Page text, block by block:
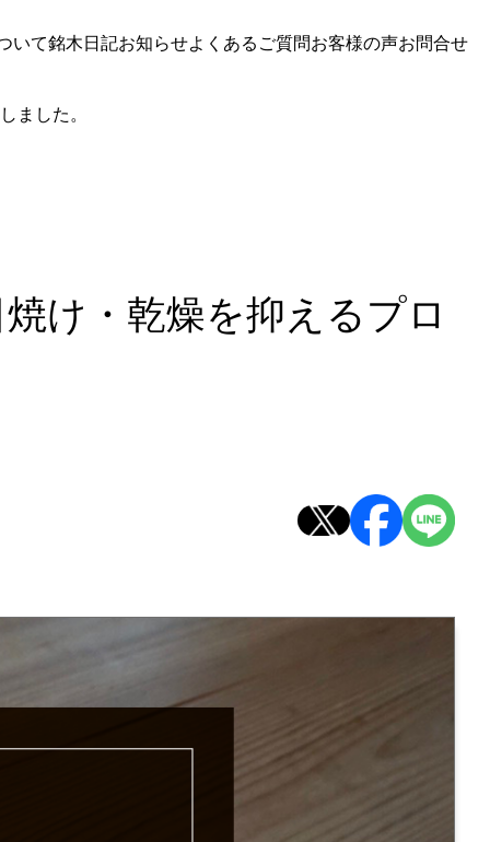
いて銘木日記お知らせよくあるご質問お客様の声お問合せ
ました。
け・乾燥を抑えるプロ